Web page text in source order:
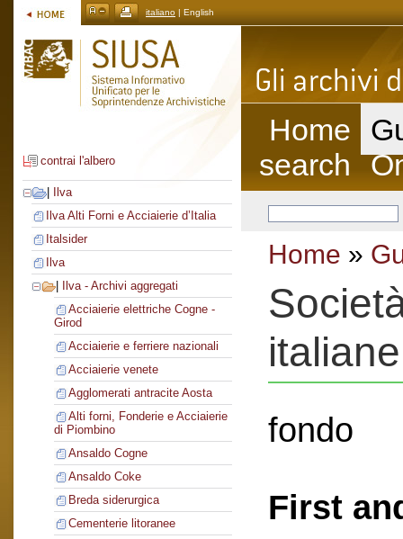
italiano | English
contrai l'albero
Ilva
Ilva Alti Forni e Acciaierie d’Italia
Italsider
Ilva
Ilva - Archivi aggregati
Acciaierie elettriche Cogne -
Girod
Acciaierie e ferriere nazionali
Acciaierie venete
Agglomerati antracite Aosta
Alti forni, Fonderie e Acciaierie
di Piombino
Ansaldo Cogne
Ansaldo Coke
Breda siderurgica
Cementerie litoranee
Home
search
Home »
italiane
fondo
First